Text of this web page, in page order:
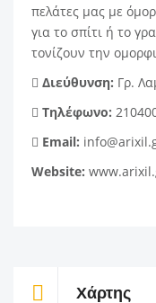
πελάτες μας με
για το σπίτι ή το
τονίζουν την
Διεύθυνση: Γρ.
Τηλέφωνο:
Email:
Website:
Χάρτης